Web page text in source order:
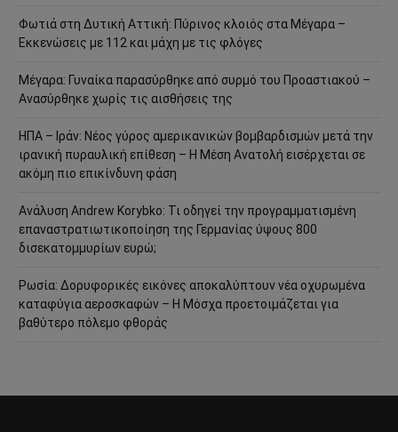
Φωτιά στη Δυτική Αττική: Πύρινος κλοιός στα Μέγαρα –
Εκκενώσεις με 112 και μάχη με τις φλόγες
Μέγαρα: Γυναίκα παρασύρθηκε από συρμό του Προαστιακού –
Ανασύρθηκε χωρίς τις αισθήσεις της
ΗΠΑ – Ιράν: Νέος γύρος αμερικανικών βομβαρδισμών μετά την
ιρανική πυραυλική επίθεση – Η Μέση Ανατολή εισέρχεται σε
ακόμη πιο επικίνδυνη φάση
Ανάλυση Andrew Korybko: Τι οδηγεί την προγραμματισμένη
επαναστρατιωτικοποίηση της Γερμανίας ύψους 800
δισεκατομμυρίων ευρώ;
Ρωσία: Δορυφορικές εικόνες αποκαλύπτουν νέα οχυρωμένα
καταφύγια αεροσκαφών – Η Μόσχα προετοιμάζεται για
βαθύτερο πόλεμο φθοράς